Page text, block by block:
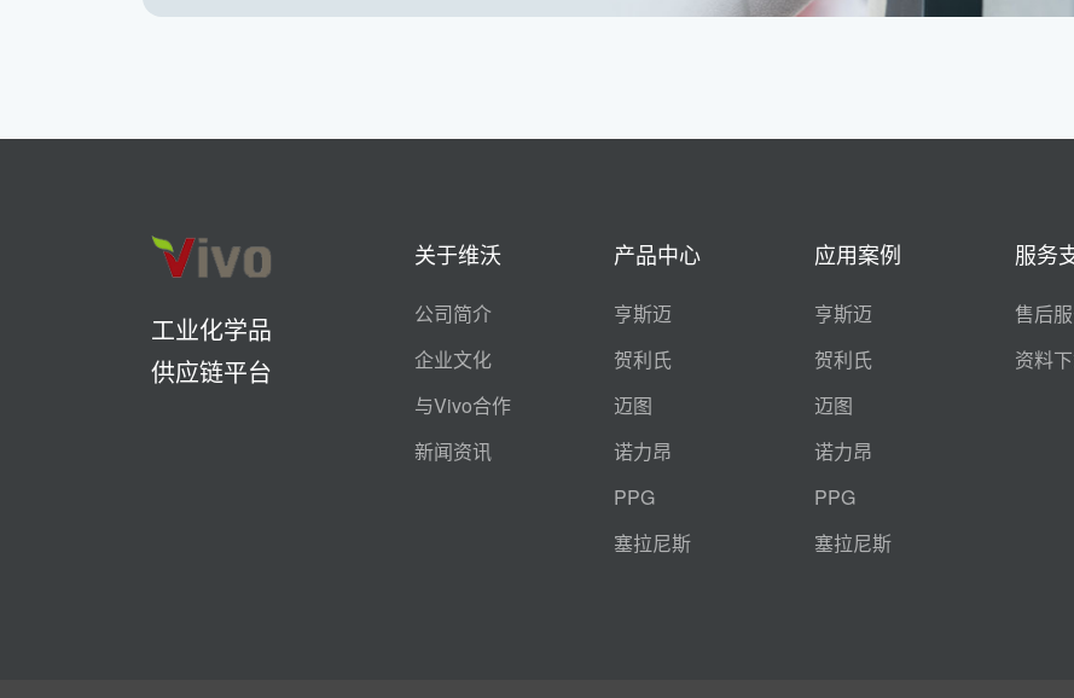
工业化学品
供应链平台
关于维沃
公司简介
企业文化
与Vivo合作
新闻资讯
产品中心
亨斯迈
贺利氏
迈图
诺力昂
PPG
塞拉尼斯
应用案例
亨斯迈
贺利氏
迈图
诺力昂
PPG
塞拉尼斯
服务
售后
资料